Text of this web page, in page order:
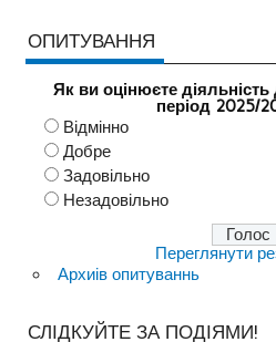
ОПИТУВАННЯ
Як ви оцінюєте діяльність
період 2025/
Відмінно
Добре
Задовільно
Незадовільно
Переглянути
Архиів опитуваннь
СЛІДКУЙТЕ ЗА ПОДІЯМИ!